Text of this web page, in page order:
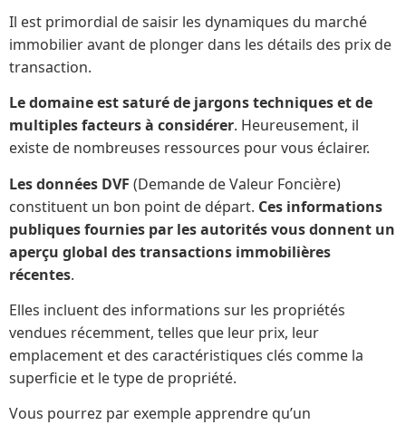
Il est primordial de saisir les dynamiques du marché
immobilier avant de plonger dans les détails des prix de
transaction.
Le domaine est saturé de jargons techniques et de
multiples facteurs à considérer. Heureusement, il
existe de nombreuses ressources pour vous éclairer.
Les données DVF (Demande de Valeur Foncière)
constituent un bon point de départ. Ces informations
publiques fournies par les autorités vous donnent un
aperçu global des transactions immobilières
récentes.
Elles incluent des informations sur les propriétés
vendues récemment, telles que leur prix, leur
emplacement et des caractéristiques clés comme la
superficie et le type de propriété.
Vous pourrez par exemple apprendre qu’un